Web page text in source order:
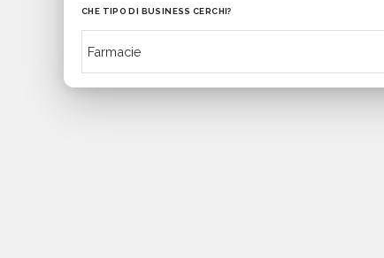
CHE TIPO DI BUSINESS CERCHI?